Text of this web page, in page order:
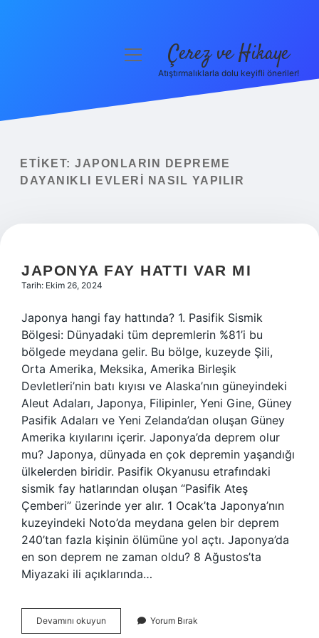
Yasal Uyarı
menüyü Çerez ve Hikaye
Atıştırmalıklarla dolu keyifli öneriler!
ETIKET: JAPONLARIN DEPREME
DAYANIKLI EVLERI NASIL YAPILIR
JAPONYA FAY HATTI VAR MI
Tarih: Ekim 26, 2024
Japonya hangi fay hattında? 1. Pasifik Sismik
Bölgesi: Dünyadaki tüm depremlerin %81’i bu
bölgede meydana gelir. Bu bölge, kuzeyde Şili,
Orta Amerika, Meksika, Amerika Birleşik
Devletleri’nin batı kıyısı ve Alaska’nın güneyindeki
Aleut Adaları, Japonya, Filipinler, Yeni Gine, Güney
Pasifik Adaları ve Yeni Zelanda’dan oluşan Güney
Amerika kıyılarını içerir. Japonya’da deprem olur
mu? Japonya, dünyada en çok depremin yaşandığı
ülkelerden biridir. Pasifik Okyanusu etrafındaki
sismik fay hatlarından oluşan “Pasifik Ateş
Çemberi” üzerinde yer alır. 1 Ocak’ta Japonya’nın
kuzeyindeki Noto’da meydana gelen bir deprem
240’tan fazla kişinin ölümüne yol açtı. Japonya’da
en son deprem ne zaman oldu? 8 Ağustos’ta
Miyazaki ili açıklarında…
Devamını okuyun Japonya
Fay
Yorum Bırak